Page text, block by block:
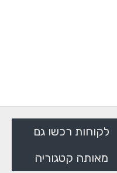
לקוחות רכשו גם
מאותה קטגוריה